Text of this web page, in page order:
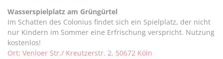
Wasserspielplatz am Grüngürtel
Im Schatten des Colonius findet sich ein Spielplatz, der nicht
nur Kindern im Sommer eine Erfrischung verspricht. Nutzung
kostenlos!
Ort: Venloer Str./ Kreutzerstr. 2, 50672 Köln